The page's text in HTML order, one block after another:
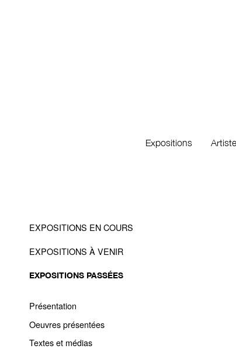
Expositions
EXPOSITIONS EN COURS
EXPOSITIONS À VENIR
EXPOSITIONS PASSÉES
Présentation
Oeuvres présentées
Textes et médias